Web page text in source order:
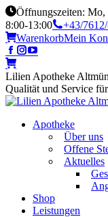
Öffnungszeiten:
8:00-13:00
+43/
WarenkorbMein
Lilien Apotheke
Qualität und Service
Apotheke
Über uns
Offene
Aktuelles
Shop
Leistungen